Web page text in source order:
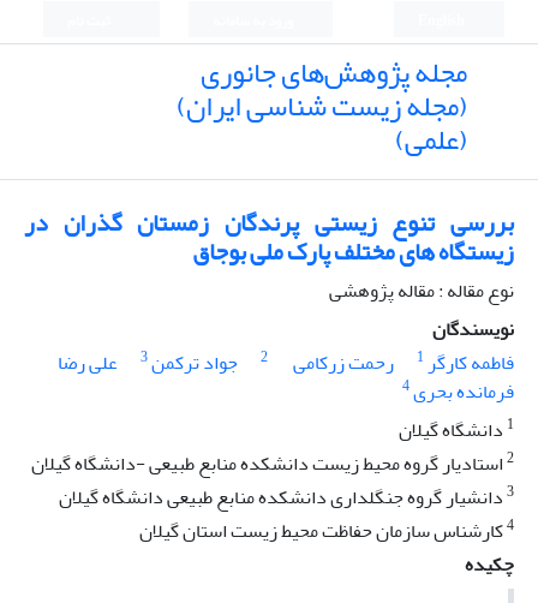
مجله پژوهش‌های جانوری
(مجله زیست شناسی ایران)
(علمی)
بررسی تنوع زیستی پرندگان زمستان گذران در
زیستگاه های مختلف پارک ملی بوجاق
نوع مقاله : مقاله پژوهشی
نویسندگان
فاطمه کارگر1 رحمت زرکامی 2 جواد ترکمن3
علی رضا
فرمانده بحری4
1 دانشگاه گیلان
2استادیار گروه محیط زیست دانشکده منابع طبیعی -دانشگاه گیلان
3دانشیار گروه جنگلداری دانشکده منابع طبیعی دانشگاه گیلان
4کارشناس سازمان حفاظت محیط زیست استان گیلان
چکیده